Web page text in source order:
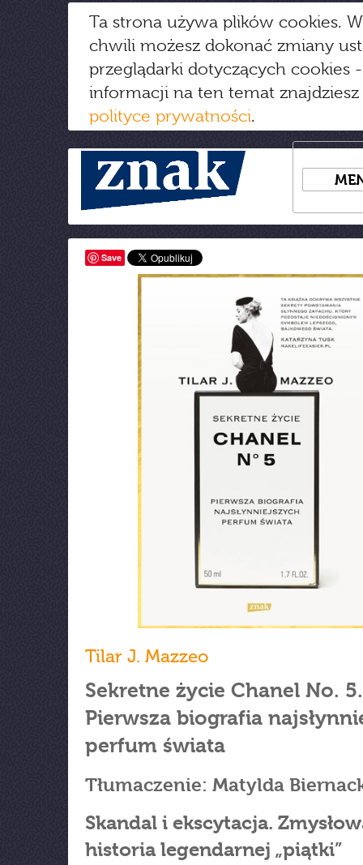
Ta strona używa plików cookies.
chwili możesz dokonać zmiany
przeglądarki dotyczących cookies
informacji na ten temat
polityce prywatności.
Save
Tilar J. Mazzeo
Sekretne życie Chanel No. 5.
Pierwsza biografia
perfum świata
Tłumaczenie: Matylda
Skandal i ekscytacja.
historia legendarnej „piątki”